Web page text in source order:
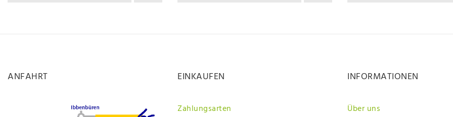
ANFAHRT EINKAUFEN
Zahlungsarten
INFORMATIONEN
Über uns